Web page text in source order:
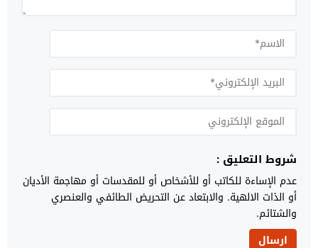
شروط التعليق :
عدم الإساءة للكاتب أو للأشخاص أو للمقدسات أو مهاجمة الأديان
أو الذات الالهية. والابتعاد عن التحريض الطائفي والعنصري
والشتائم.